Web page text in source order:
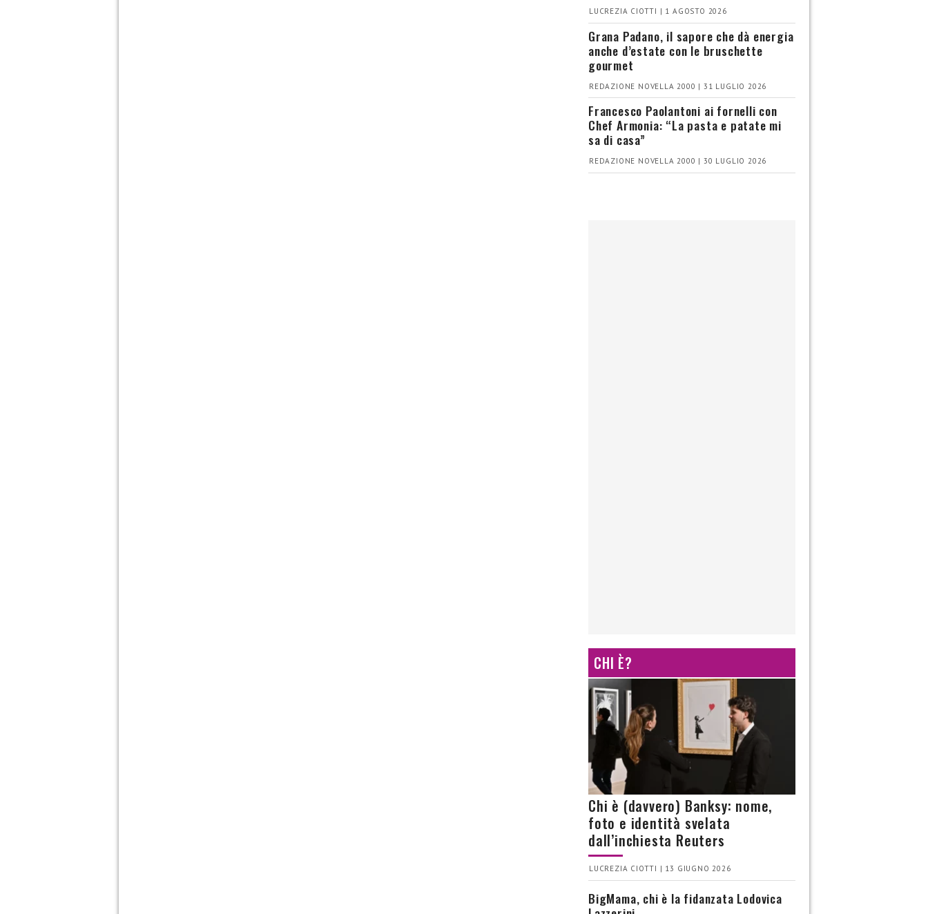
LUCREZIA CIOTTI | 1 AGOSTO 2026
Grana Padano, il sapore che dà energia
anche d’estate con le bruschette
gourmet
REDAZIONE NOVELLA 2000 | 31 LUGLIO 2026
Francesco Paolantoni ai fornelli con
Chef Armonia: “La pasta e patate mi
sa di casa”
REDAZIONE NOVELLA 2000 | 30 LUGLIO 2026
CHI È?
Chi è (davvero) Banksy: nome,
foto e identità svelata
dall’inchiesta Reuters
LUCREZIA CIOTTI | 13 GIUGNO 2026
BigMama, chi è la fidanzata Lodovica